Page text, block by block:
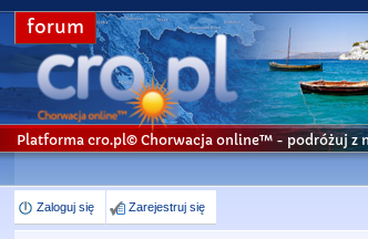
forum
Platforma cro.pl© Chorwacja online™ - podróżuj z
Zaloguj się Zarejestruj się